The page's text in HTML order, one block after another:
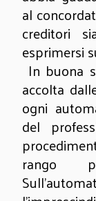
al
creditori
esprimersi
In buona
accolta
ogni
del
rango